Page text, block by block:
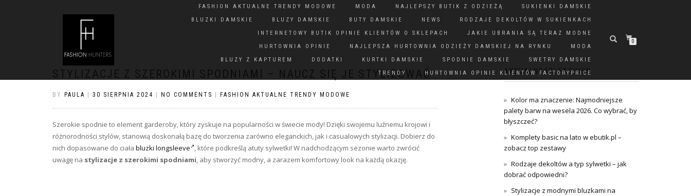
FASHION AKTUALNE TRENDY MODOWE MODA NAJLEPSZY BUTIK Z ODZIEŻĄ
SUKIENKI DAMSKIE
BLUZKI DAMSKIE
BLUZY DAMSKIE BUTY DAMSKIE NEWS
RODZAJE DEKOLTÓW W SUKIENKACH
INTERNETOWY BUTIK OPINIE KLIENTÓW O SKLEPACH
JAKIE UBRANIA SĄ TERAZ MODNE
HURTOWNIA OPINIE
NAJLEPSZA HURTOWNIA ODZIEŻY DAMSKIEJ NA RYNKU
MODA
BLUZY Z KAPTUREM
DODATKI KURTKI DAMSKIE SPODNIE DAMSKIE
SWETRY DAMSKIE
TRENDY
HURTOWNIA OPINIE KLIENTÓW FACTORYPRICE
0
STYLIZACJE Z SZEROKIMI SPODNIAMI – NAUCZ SIĘ JE STYLIZOWAĆ
BY PAULA 30 SIERPNIA 2024 NO COMMENTS FASHION AKTUALNE TRENDY MODOWE
Szerokie spodnie to element garderoby, który zyskuje na popularności w świecie mody! Dzięki swojemu luźnemu krojowi i
różnorodności stylów, stanowią doskonałą bazę do tworzenia zarówno eleganckich, jak i casualowych stylizacji. Dobierz do
nich dopasowane do ciała bluzki longsleeve , które podkreślą atuty sylwetki! W nadchodzącym sezonie warto zwrócić
uwagę na stylizacje z szerokimi spodniami, aby stworzyć modny, a zarazem komfortowy look na każdą okazję.
AKTUALNOŚCI FASHION
Kolor ma znaczenie: Najmodniejsze
palety barw na wesela 2026. Co wybrać, by
błyszczeć?
Komplety basic na lato w ebutik.pl –
zobacz top zestawy
Rodzaje dekoltów a typ sylwetki – jak
dobrać odpowiedni?
Stylizacje z modnymi bluzkami na